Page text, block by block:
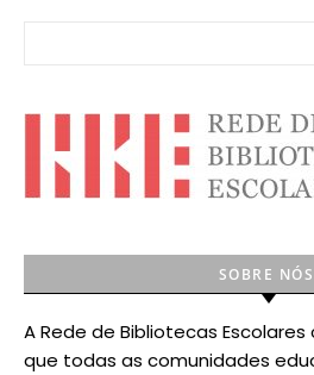
SOBRE NÓS
A Rede de Bibliotecas
que todas as comunidades